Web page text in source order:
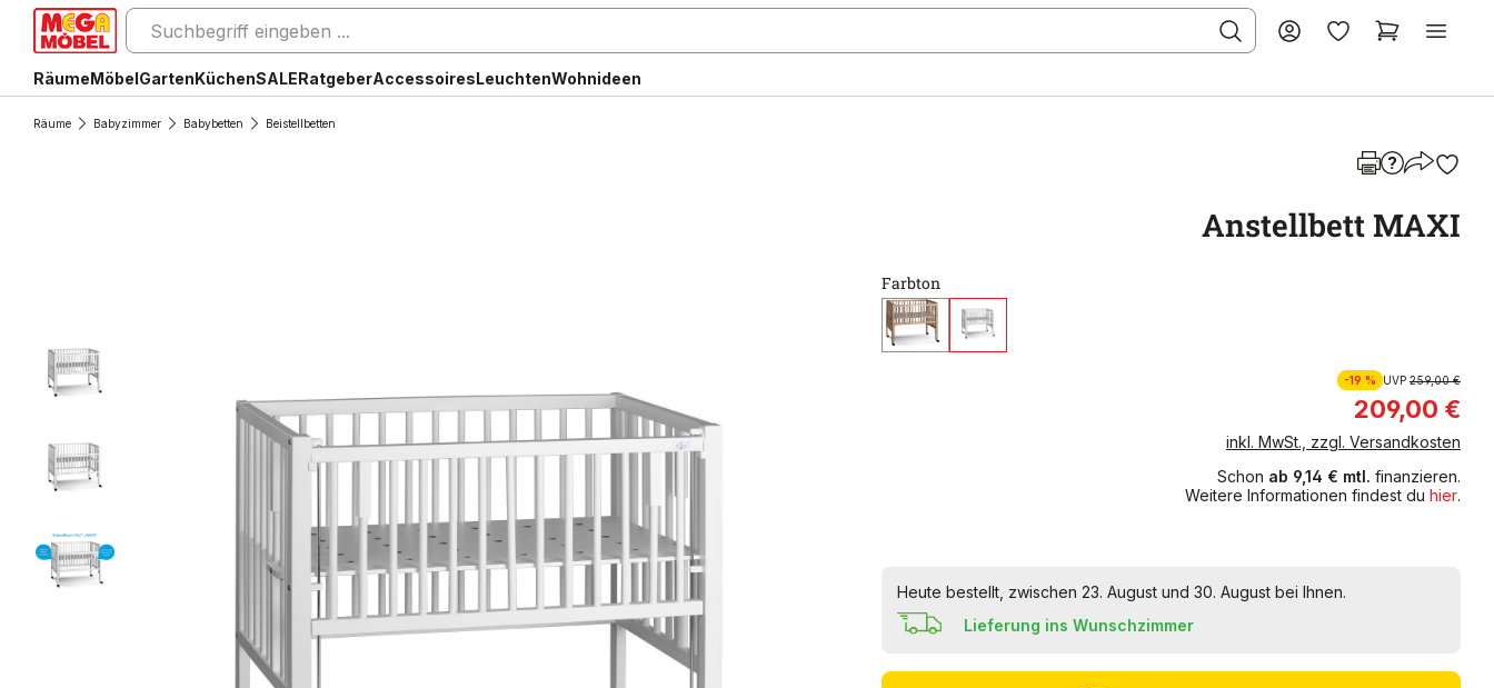
RäumeMöbelGartenKüchenSALERatgeberAccessoiresLeuchtenWohnideen
Räume Babyzimmer Babybetten Beistellbetten
Anstellbett MAXI
Farbton
-19 % UVP 259,00 €
209,00 €
inkl. MwSt., zzgl. Versandkosten
Schon ab 9,14 € mtl. finanzieren.
Weitere Informationen findest du hier.
Heute bestellt, zwischen 23. August und 30. August bei Ihnen.
Lieferung ins Wunschzimmer